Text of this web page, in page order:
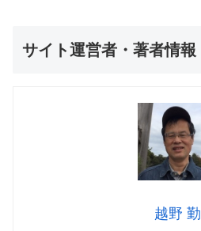
サイト運営者・著者情報
越野 勤